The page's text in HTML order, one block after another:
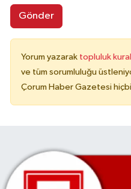
Gönder
Yorum yazarak topluluk
ve tüm sorumluluğu
Çorum Haber Gazetesi